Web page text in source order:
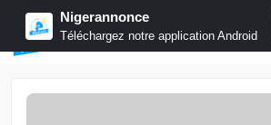
Nigerannonce
Téléchargez notre application Android
Publier annonces